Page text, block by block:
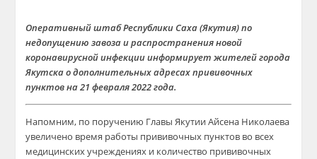
Оперативный штаб Республики Саха (Якутия) по
недопущению завоза и распространения новой
коронавирусной инфекции информирует жителей города
Якутска о дополнительных адресах прививочных
пунктов на 21 февраля 2022 года.
Напомним, по поручению Главы Якутии Айсена Николаева
увеличено время работы прививочных пунктов во всех
медицинских учреждениях и количество прививочных